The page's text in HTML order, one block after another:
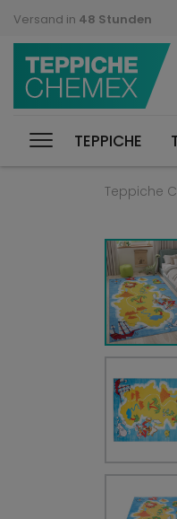
Versand in 48 Stunden
TEPPICHE
Teppiche